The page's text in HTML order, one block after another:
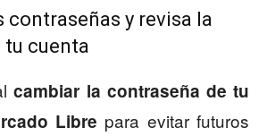
contraseñas y revisa la
tu cuenta
cambiar la contraseña de tu
Libre para evitar futuros